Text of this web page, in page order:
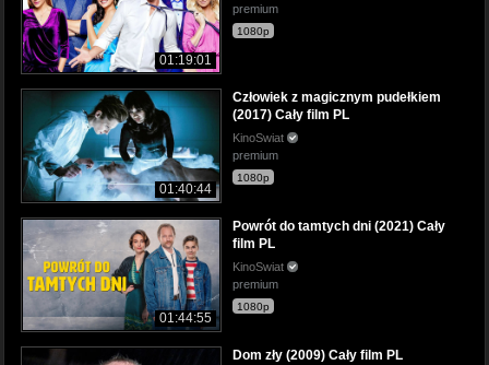
01:19:01
premium
1080p
01:40:44
Człowiek z magicznym pudełkiem
(2017) Cały film PL
KinoSwiat
premium
1080p
01:44:55
Powrót do tamtych dni (2021) Cały
film PL
KinoSwiat
premium
1080p
Dom zły (2009) Cały film PL